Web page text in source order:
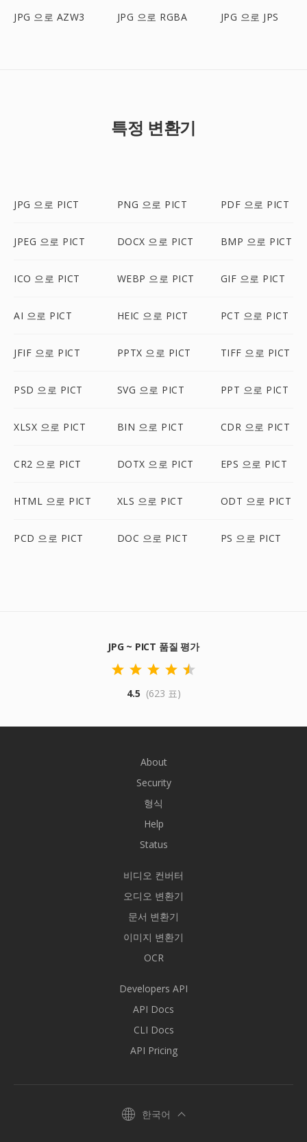
JPG 으로 AZW3 JPG 으로 RGBA JPG 으로 JPS
특정 변환기
JPG 으로 PICT PNG 으로 PICT PDF 으로 PICT
JPEG 으로 PICT DOCX 으로 PICT BMP 으로 PICT
ICO 으로 PICT WEBP 으로 PICT GIF 으로 PICT
AI 으로 PICT HEIC 으로 PICT PCT 으로 PICT
JFIF 으로 PICT PPTX 으로 PICT TIFF 으로 PICT
PSD 으로 PICT SVG 으로 PICT PPT 으로 PICT
XLSX 으로 PICT BIN 으로 PICT CDR 으로 PICT
CR2 으로 PICT DOTX 으로 PICT EPS 으로 PICT
HTML 으로 PICT XLS 으로 PICT ODT 으로 PICT
PCD 으로 PICT DOC 으로 PICT PS 으로 PICT
JPG ~ PICT 품질 평가
4.5 (623 표)
About
Security
형식
Help
Status
비디오 컨버터
오디오 변환기
문서 변환기
이미지 변환기
OCR
Developers API
API Docs
CLI Docs
API Pricing
한국어